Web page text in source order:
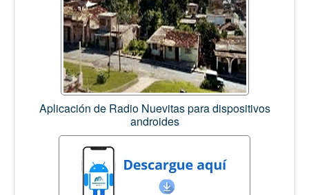
Aplicación de Radio Nuevitas para dispositivos
androides